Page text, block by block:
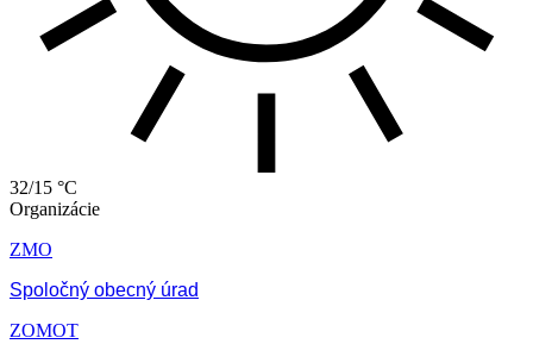
32/15 °C
Organizácie
ZMO
Spoločný obecný úrad
ZOMOT